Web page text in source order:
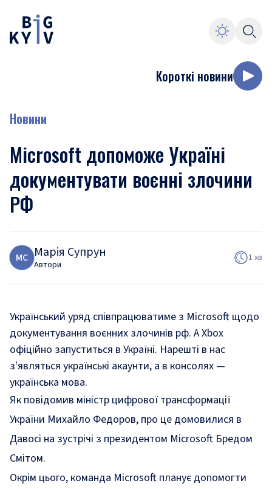
Короткі новини
Новини
Microsoft допоможе Україні
документувати воєнні злочини
РФ
МС Марія Супрун
Автори
1 хв
Український уряд співпрацюватиме з Microsoft щодо
документування воєнних злочинів рф. А Xbox
офіційно запуститься в Україні. Нарешті в нас
з'являться українські акаунти, а в консолях —
українська мова.
Як повідомив міністр цифрової трансформації
України Михайло Федоров, про це домовилися в
Давосі на зустрічі з президентом Microsoft Бредом
Смітом.
Окрім цього, команда Microsoft планує допомогти